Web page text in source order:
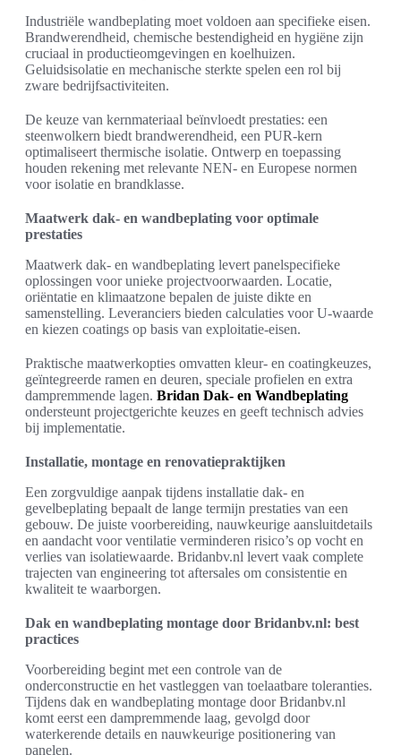
Industriële wandbeplating moet voldoen aan specifieke eisen.
Brandwerendheid, chemische bestendigheid en hygiëne zijn
cruciaal in productieomgevingen en koelhuizen.
Geluidsisolatie en mechanische sterkte spelen een rol bij
zware bedrijfsactiviteiten.
De keuze van kernmateriaal beïnvloedt prestaties: een
steenwolkern biedt brandwerendheid, een PUR-kern
optimaliseert thermische isolatie. Ontwerp en toepassing
houden rekening met relevante NEN- en Europese normen
voor isolatie en brandklasse.
Maatwerk dak- en wandbeplating voor optimale
prestaties
Maatwerk dak- en wandbeplating levert panelspecifieke
oplossingen voor unieke projectvoorwaarden. Locatie,
oriëntatie en klimaatzone bepalen de juiste dikte en
samenstelling. Leveranciers bieden calculaties voor U-waarde
en kiezen coatings op basis van exploitatie-eisen.
Praktische maatwerkopties omvatten kleur- en coatingkeuzes,
geïntegreerde ramen en deuren, speciale profielen en extra
dampremmende lagen. Bridan Dak- en Wandbeplating
ondersteunt projectgerichte keuzes en geeft technisch advies
bij implementatie.
Installatie, montage en renovatiepraktijken
Een zorgvuldige aanpak tijdens installatie dak- en
gevelbeplating bepaalt de lange termijn prestaties van een
gebouw. De juiste voorbereiding, nauwkeurige aansluitdetails
en aandacht voor ventilatie verminderen risico’s op vocht en
verlies van isolatiewaarde. Bridanbv.nl levert vaak complete
trajecten van engineering tot aftersales om consistentie en
kwaliteit te waarborgen.
Dak en wandbeplating montage door Bridanbv.nl: best
practices
Voorbereiding begint met een controle van de
onderconstructie en het vastleggen van toelaatbare toleranties.
Tijdens dak en wandbeplating montage door Bridanbv.nl
komt eerst een dampremmende laag, gevolgd door
waterkerende details en nauwkeurige positionering van
panelen.